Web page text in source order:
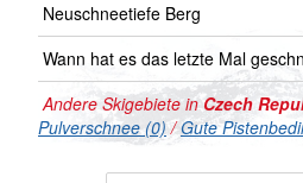
Neuschneetiefe Berg
Wann hat es das letzte Mal
Andere Skigebiete inCzech
Pulverschnee (0)/Gute